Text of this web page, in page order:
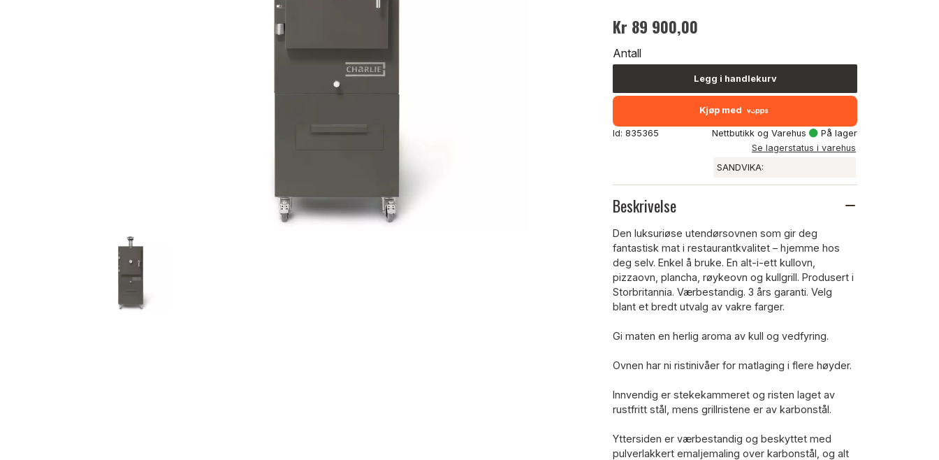
Kr 89 900,00
Antall
Legg i handlekurv
Kjøp med
Id: 835365 Nettbutikk og Varehus
På lager
Se lagerstatus i varehus
SANDVIKA:
Beskrivelse
Den luksuriøse utendørsovnen som gir deg
fantastisk mat i restaurantkvalitet – hjemme hos
deg selv. Enkel å bruke. En alt-i-ett kullovn,
pizzaovn, plancha, røykeovn og kullgrill. Produsert i
Storbritannia. Værbestandig. 3 års garanti. Velg
blant et bredt utvalg av vakre farger.
Gi maten en herlig aroma av kull og vedfyring.
Ovnen har ni ristinivåer for matlaging i flere høyder.
Innvendig er stekekammeret og risten laget av
rustfritt stål, mens grillristene er av karbonstål.
Yttersiden er værbestandig og beskyttet med
pulverlakkert emaljemaling over karbonstål, og alt